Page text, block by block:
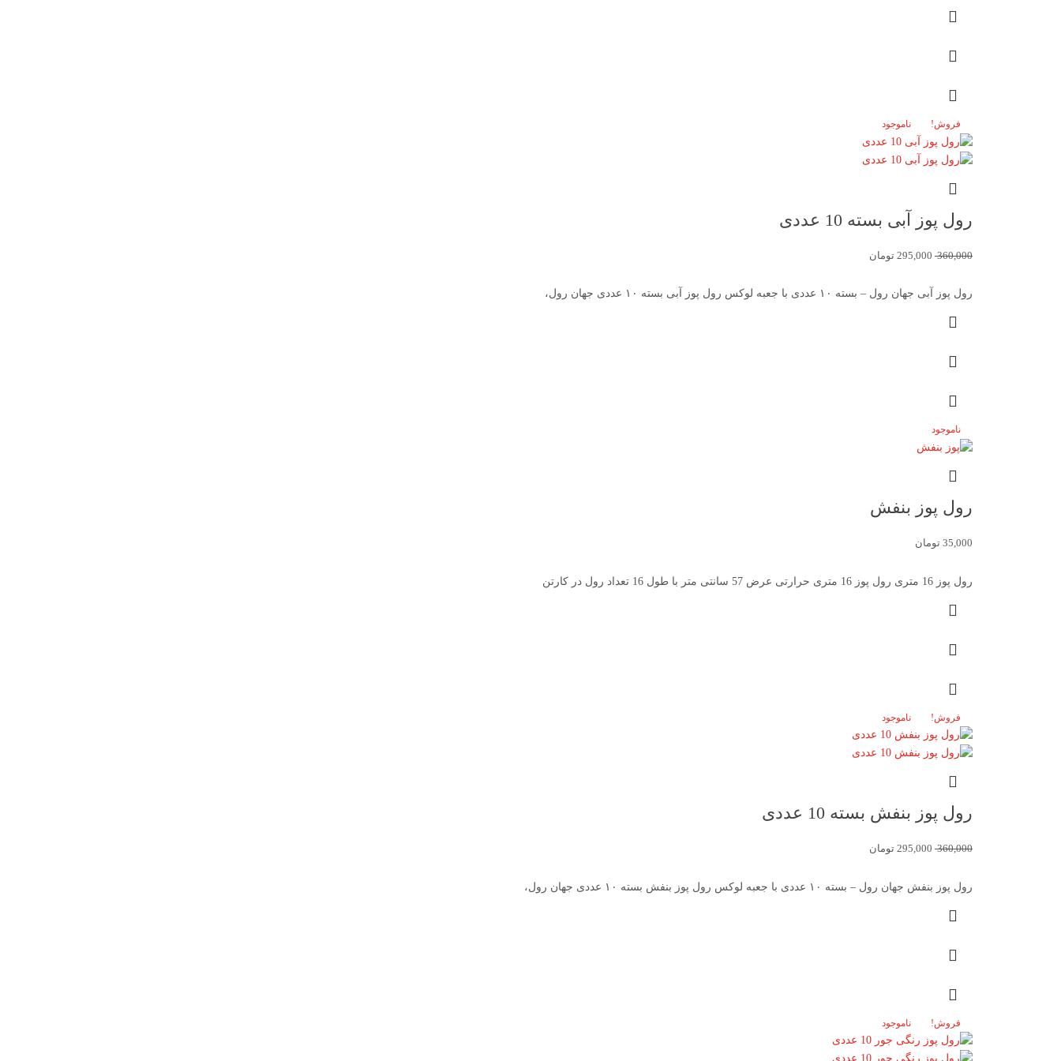
فروش! ناموجود
رول پوز آبی بسته 10 عددی
360,000
295,000 تومان
رول پوز آبی جهان رول – بسته ۱۰ عددی با جعبه لوکس رول پوز آبی بسته ۱۰ عددی جهان رول،
ناموجود
رول پوز بنفش
35,000 تومان
رول پوز 16 متری رول پوز 16 متری حرارتی عرض 57 سانتی متر با طول 16 تعداد رول در کارتن
فروش! ناموجود
رول پوز بنفش بسته 10 عددی
360,000
295,000 تومان
رول پوز بنفش جهان رول – بسته ۱۰ عددی با جعبه لوکس رول پوز بنفش بسته ۱۰ عددی جهان رول،
فروش! ناموجود